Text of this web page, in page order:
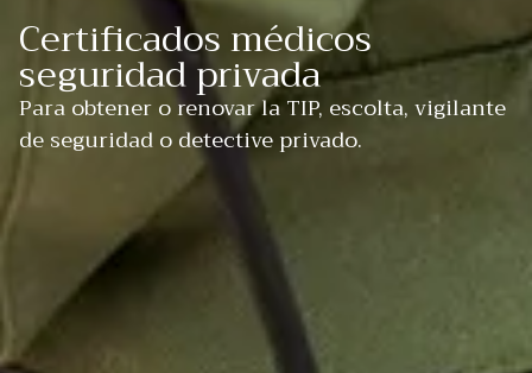
Certificados médicos
seguridad privada
Para obtener o renovar la TIP, escolta, vigilante
de seguridad o detective privado.